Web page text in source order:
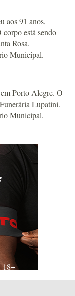
91 anos,
está sendo
Rosa.
Municipal.
Porto Alegre. O
Lupatini.
Municipal.
18+